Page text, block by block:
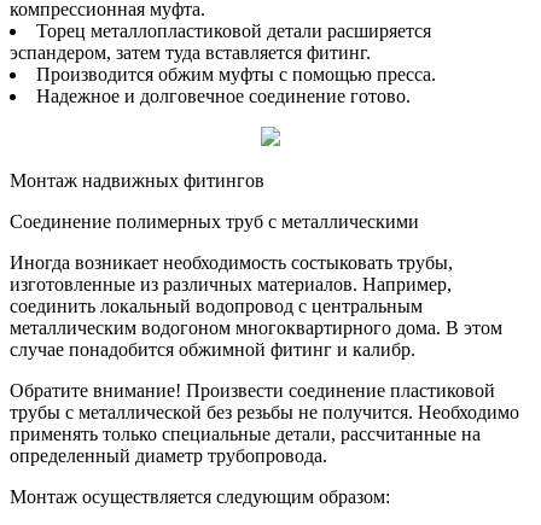
компрессионная муфта.
Торец металлопластиковой детали расширяется
эспандером, затем туда вставляется фитинг.
Производится обжим муфты с помощью пресса.
Надежное и долговечное соединение готово.
Монтаж надвижных фитингов
Соединение полимерных труб с металлическими
Иногда возникает необходимость состыковать трубы,
изготовленные из различных материалов. Например,
соединить локальный водопровод с центральным
металлическим водогоном многоквартирного дома. В этом
случае понадобится обжимной фитинг и калибр.
Обратите внимание! Произвести соединение пластиковой
трубы с металлической без резьбы не получится. Необходимо
применять только специальные детали, рассчитанные на
определенный диаметр трубопровода.
Монтаж осуществляется следующим образом: